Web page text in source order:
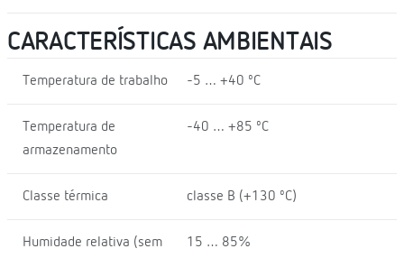
CARACTERÍSTICAS AMBIENTAIS
Temperatura de trabalho -5 … +40 ºC
Temperatura de
armazenamento
-40 … +85 ºC
Classe térmica classe B (+130 ºC)
Humidade relativa (sem
15 … 85%